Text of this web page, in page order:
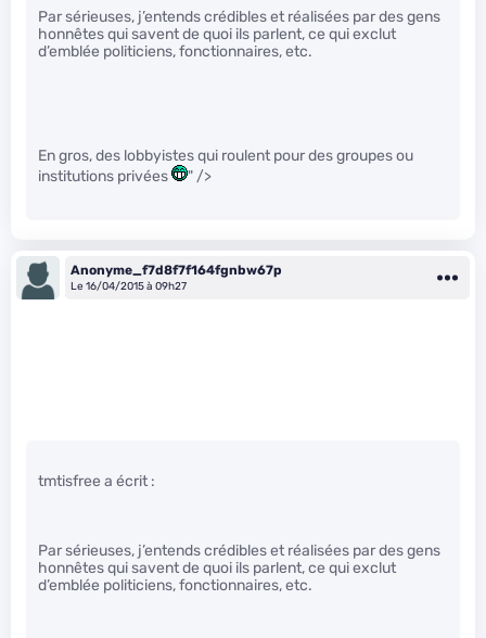
Par sérieuses, j’entends crédibles et réalisées par des gens
honnêtes qui savent de quoi ils parlent, ce qui exclut
d’emblée politiciens, fonctionnaires, etc.
En gros, des lobbyistes qui roulent pour des groupes ou
institutions privées
" />
Anonyme_f7d8f7f164fgnbw67p
Le 16/04/2015 à 09h27
tmtisfree a écrit :
Par sérieuses, j’entends crédibles et réalisées par des gens
honnêtes qui savent de quoi ils parlent, ce qui exclut
d’emblée politiciens, fonctionnaires, etc.